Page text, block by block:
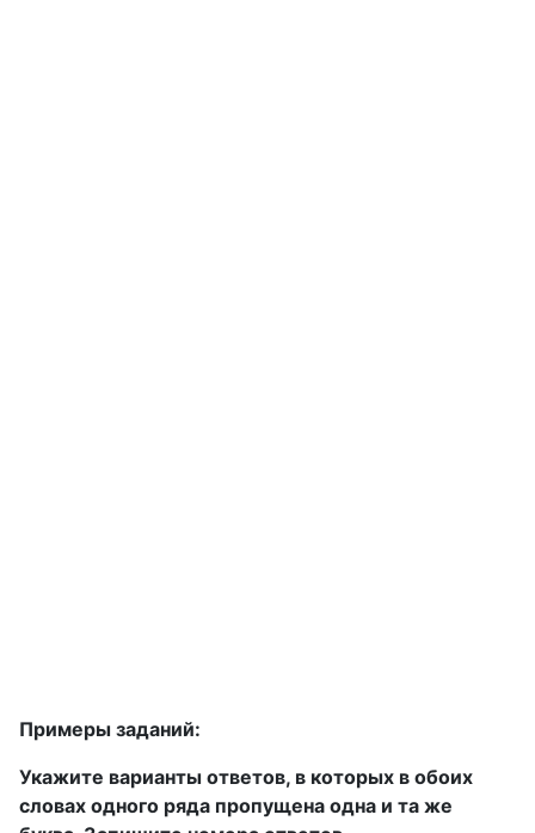
Примеры заданий:
Укажите варианты ответов, в которых в обоих
словах одного ряда пропущена одна и та же